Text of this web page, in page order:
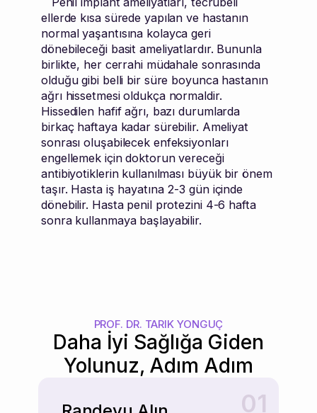
ellerde kısa sürede yapılan ve hastanın
normal yaşantısına kolayca geri
dönebileceği basit ameliyatlardır. Bununla
birlikte, her cerrahi müdahale sonrasında
olduğu gibi belli bir süre boyunca hastanın
ağrı hissetmesi oldukça normaldir.
Hissedilen hafif ağrı, bazı durumlarda
birkaç haftaya kadar sürebilir. Ameliyat
sonrası oluşabilecek enfeksiyonları
engellemek için doktorun vereceği
antibiyotiklerin kullanılması büyük bir önem
taşır. Hasta iş hayatına 2-3 gün içinde
dönebilir. Hasta penil protezini 4-6 hafta
sonra kullanmaya başlayabilir.
PROF. DR. TARIK YONGUÇ
Daha İyi Sağlığa Giden
Yolunuz, Adım Adım
01